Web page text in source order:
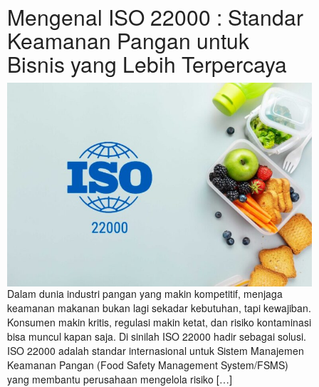
Mengenal ISO 22000 : Standar
Keamanan Pangan untuk
Bisnis yang Lebih Terpercaya
Dalam dunia industri pangan yang makin kompetitif, menjaga
keamanan makanan bukan lagi sekadar kebutuhan, tapi kewajiban.
Konsumen makin kritis, regulasi makin ketat, dan risiko kontaminasi
bisa muncul kapan saja. Di sinilah ISO 22000 hadir sebagai solusi.
ISO 22000 adalah standar internasional untuk Sistem Manajemen
Keamanan Pangan (Food Safety Management System/FSMS)
yang membantu perusahaan mengelola risiko […]